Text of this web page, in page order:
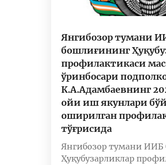
Янгибозор тумани
бошлиғининг
профилактикаси
ўринбосари
К.А.Адамбаевнинг
ойи иш якунлари
оширилган
тўғрисида
Янгибозор тумани
Ҳуқубузарликлар